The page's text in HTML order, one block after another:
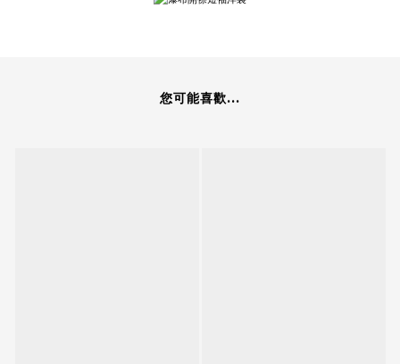
您可能喜歡...